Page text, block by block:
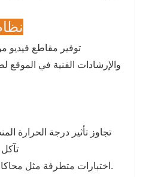
07
توفير مقاطع فيديو
والإرشادات الفنية في
تجاوز تأثير درجة الحرارة المنخفضة
تآكل
اختبارات متطرفة مثل محاكاة إعصار بسرعة 60 م/ثانية.